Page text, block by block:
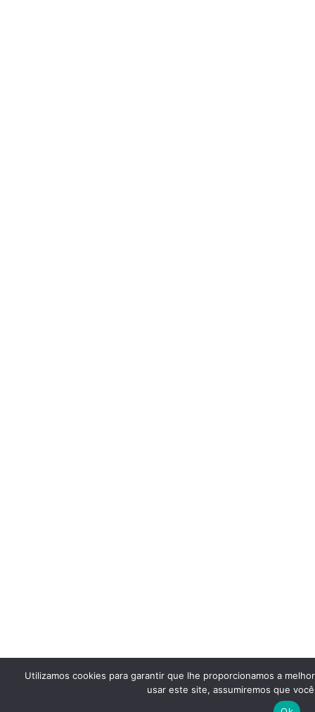
Utilizamos cookies para garantir que lhe proporcionamos a
usar este site, assumiremos que